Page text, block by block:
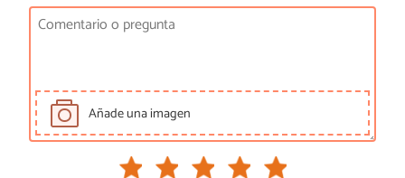
Añade una imagen